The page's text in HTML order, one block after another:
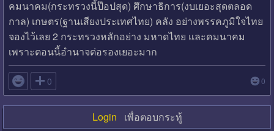
คมนาคม(กระทรวงนี้ป๊อปสุด) ศึกษาธิการ(งบเยอะสุดตลอด
กาล) เกษตร(ฐานเสียงประเทศไทย) คลัง อย่างพรรคภูมิใจไทย
จองไว้เลย 2 กระทรวงหลักอย่าง มหาดไทย และคมนาคม
เพราะตอนนี้อำนาจต่อรองเยอะมาก
 0 0
Login เพื่อตอบกระทู้